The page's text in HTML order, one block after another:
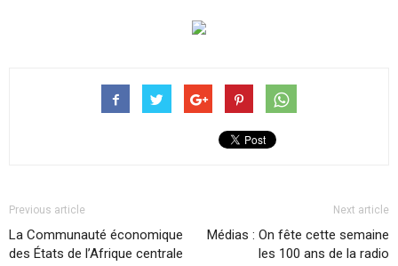
Previous article
La Communauté économique
des États de l’Afrique centrale
Next article
Médias : On fête cette semaine
les 100 ans de la radio